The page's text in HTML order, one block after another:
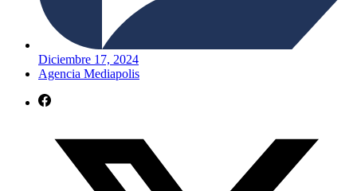
Diciembre 17, 2024
Agencia Mediapolis